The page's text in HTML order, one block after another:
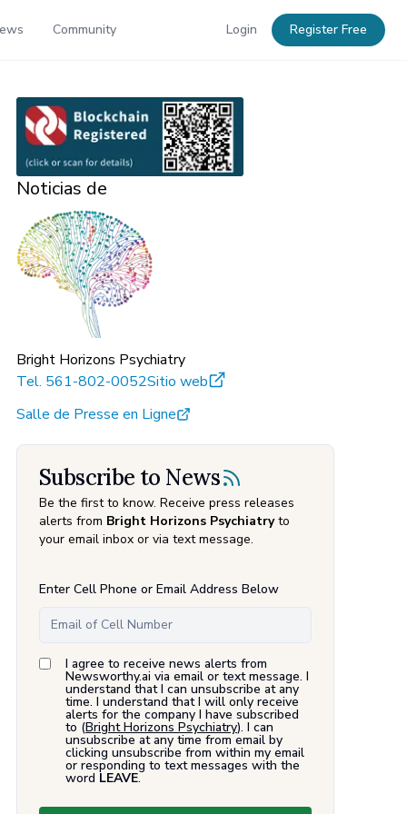
Community Login Register Free
Noticias de
Bright Horizons Psychiatry
Tel. 561-802-0052Sitio web
Salle de Presse en Ligne
Subscribe to News
Be the first to know. Receive press releases
alerts from Bright Horizons Psychiatryto
your email inbox or via text message.
Enter Cell Phone or Email Address Below
I agree to receive news alerts from
Newsworthy.ai via email or text message. I
understand that I can unsubscribe at any
time. I understand that I will only receive
alerts for the company I have subscribed
to (Bright Horizons Psychiatry). I can
unsubscribe at any time from email by
clicking unsubscribe from within my email
or responding to text messages with the
word LEAVE.